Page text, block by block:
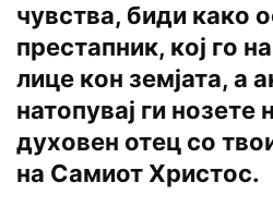
чувства, биди како
престапник, кој го
лице кон земјата, a
натопувај ги нозете
духовен отец co
на Самиот Христос.